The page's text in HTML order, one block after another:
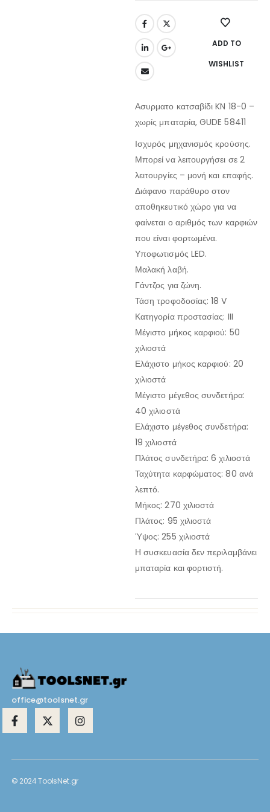
ADD TO
WISHLIST
Ασυρματο κατσαβίδι KN 18-0 –
χωρίς μπαταρία, GUDE 58411
Ισχυρός μηχανισμός κρούσης.
Μπορεί να λειτουργήσει σε 2
λειτουργίες – μονή και επαφής.
Διάφανο παράθυρο στον
αποθηκευτικό χώρο για να
φαίνεται ο αριθμός των καρφιών
που είναι φορτωμένα.
Υποφωτισμός LED.
Μαλακή λαβή.
Γάντζος για ζώνη.
Τάση τροφοδοσίας: 18 V
Κατηγορία προστασίας: III
Μέγιστο μήκος καρφιού: 50
χιλιοστά
Ελάχιστο μήκος καρφιού: 20
χιλιοστά
Μέγιστο μέγεθος συνδετήρα:
40 χιλιοστά
Ελάχιστο μέγεθος συνδετήρα:
19 χιλιοστά
Πλάτος συνδετήρα: 6 χιλιοστά
Ταχύτητα καρφώματος: 80 ανά
λεπτό.
Μήκος: 270 χιλιοστά
Πλάτος: 95 χιλιοστά
Ύψος: 255 χιλιοστά
Η συσκευασία δεν περιλαμβάνει
μπαταρία και φορτιστή.
office@toolsnet.gr
© 2024 ToolsNet.gr